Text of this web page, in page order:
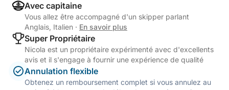
Avec capitaine
Vous allez être accompagné d'un skipper parlant
Anglais, Italien · En savoir plus
Super Propriétaire
Nicola est un propriétaire expérimenté avec d'excellents
avis et il s'engage à fournir une expérience de qualité
Annulation flexible
Obtenez un remboursement complet si vous annulez au